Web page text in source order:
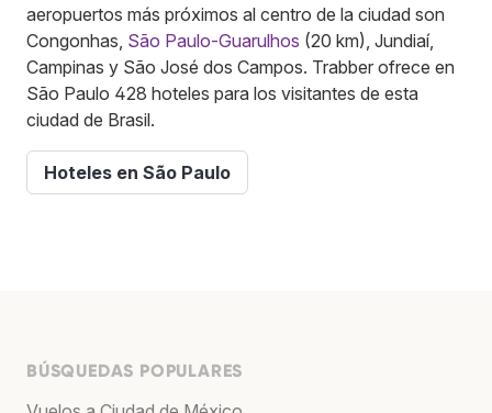
aeropuertos más próximos al centro de la ciudad son
Congonhas, São Paulo-Guarulhos (20 km), Jundiaí,
Campinas y São José dos Campos. Trabber ofrece en
São Paulo 428 hoteles para los visitantes de esta
ciudad de Brasil.
Hoteles en São Paulo
BÚSQUEDAS POPULARES